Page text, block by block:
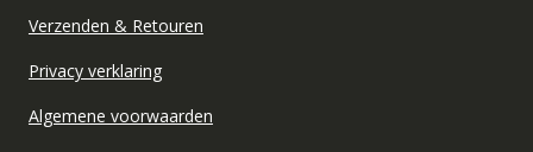
Verzenden & Retouren
Privacy verklaring
Algemene voorwaarden